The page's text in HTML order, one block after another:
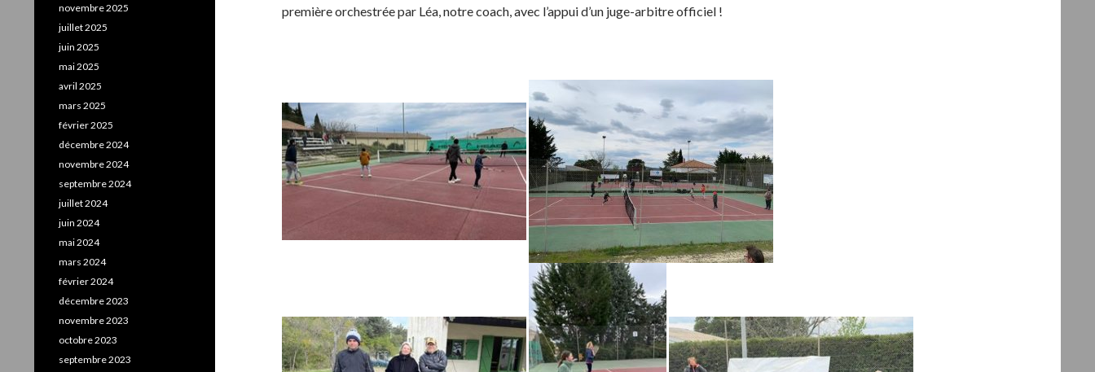
première orchestrée par Léa, notre coach, avec l’appui d’un juge-arbitre officiel !
novembre 2025
juillet 2025
juin 2025
mai 2025
avril 2025
mars 2025
février 2025
décembre 2024
novembre 2024
septembre 2024
juillet 2024
juin 2024
mai 2024
mars 2024
février 2024
décembre 2023
novembre 2023
octobre 2023
septembre 2023